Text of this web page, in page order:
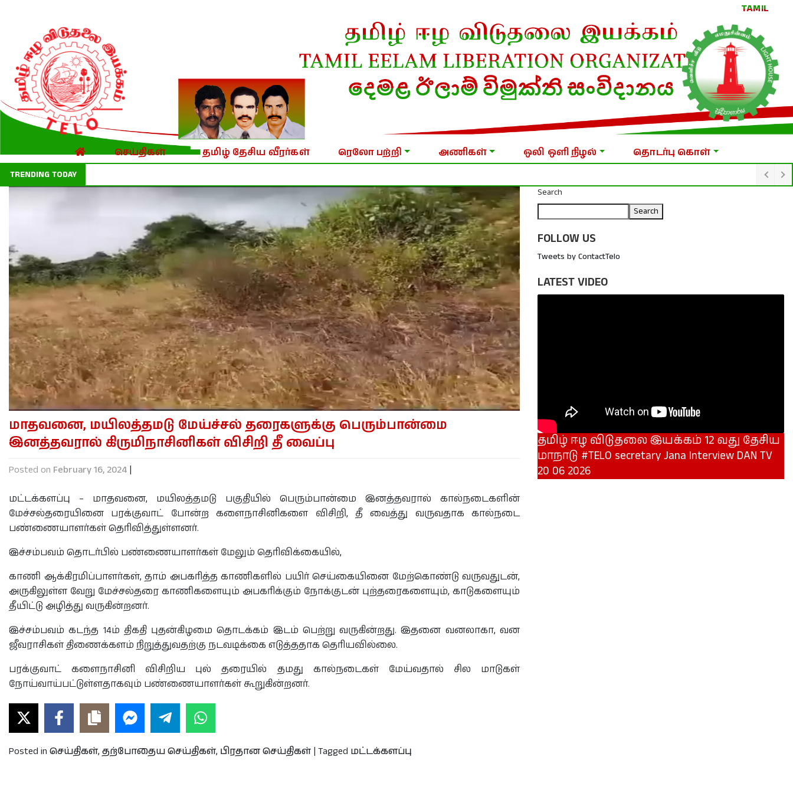
TAMIL
செய்திகள் தமிழ் தேசிய வீரர்கள் ரெலோ பற்றி அணிகள் ஒலி ஒளி நிழல் தொடர்பு கொள்
TRENDING TODAY
மாதவனை, மயிலத்தமடு மேய்ச்சல் தரைகளுக்கு பெரும்பான்மை
இனத்தவரால் கிருமிநாசினிகள் விசிறி தீ வைப்பு
Posted on February 16, 2024 |
மட்டக்களப்பு – மாதவனை, மயிலத்தமடு பகுதியில் பெரும்பான்மை இனத்தவரால் கால்நடைகளின்
மேச்சல்தரையினை பரக்குவாட் போன்ற களைநாசினிகளை விசிறி, தீ வைத்து வருவதாக கால்நடை
பண்ணையாளர்கள் தெரிவித்துள்ளனர்.
இச்சம்பவம் தொடர்பில் பண்ணையாளர்கள் மேலும் தெரிவிக்கையில்,
காணி ஆக்கிரமிப்பாளர்கள், தாம் அபகரித்த காணிகளில் பயிர் செய்கையினை மேற்கொண்டு வருவதுடன்,
அருகிலுள்ள வேறு மேச்சல்தரை காணிகளையும் அபகரிக்கும் நோக்குடன் புற்தரைகளையும், காடுகளையும்
தீயிட்டு அழித்து வருகின்றனர்.
இச்சம்பவம் கடந்த 14ம் திகதி புதன்கிழமை தொடக்கம் இடம் பெற்று வருகின்றது. இதனை வனலாகா, வன
ஜீவராசிகள் திணைக்களம் நிறுத்துவதற்கு நடவடிக்கை எடுத்ததாக தெரியவில்லை.
பரக்குவாட் களைநாசினி விசிறிய புல் தரையில் தமது கால்நடைகள் மேய்வதால் சில மாடுகள்
நோய்வாய்பட்டுள்ளதாகவும் பண்ணையாளர்கள் கூறுகின்றனர்.
Posted in செய்திகள், தற்போதைய செய்திகள், பிரதான செய்திகள் | Tagged மட்டக்களப்பு
Search
Search
FOLLOW US
Tweets by ContactTelo
LATEST VIDEO
தமிழ் ஈழ விடுதலை இயக்கம் 12 வது தேசிய
மாநாடு #TELO secretary Jana Interview DAN TV
20 06 2026